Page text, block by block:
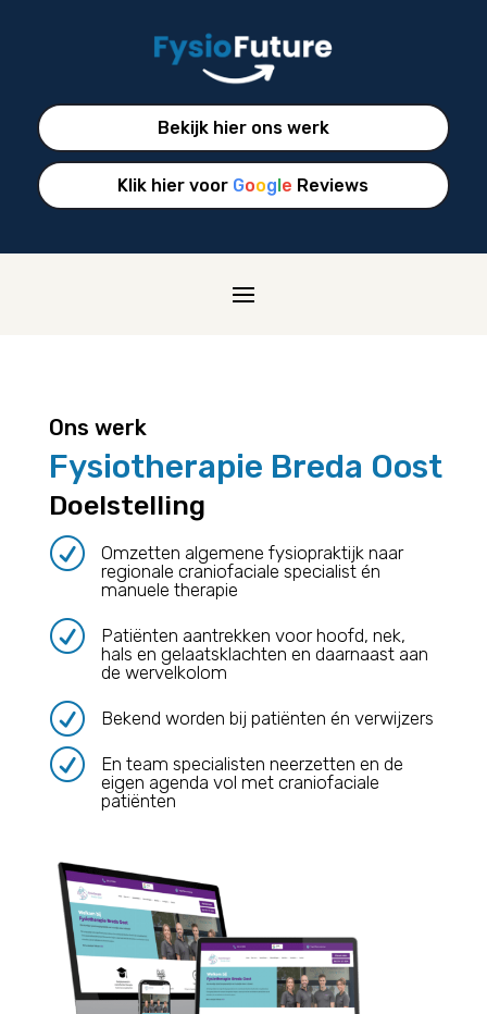
Bekijk hier ons werk
Klik hier voor Goog e Reviews
Ons werk
Fysiotherapie Breda Oost
Doelstelling
R
Omzetten algemene fysiopraktijk naar
regionale craniofaciale specialist én
manuele therapie
R
Patiënten aantrekken voor hoofd, nek,
hals en gelaatsklachten en daarnaast aan
de wervelkolom
R Bekend worden bij patiënten én verwijzers
R
En team specialisten neerzetten en de
eigen agenda vol met craniofaciale
patiënten